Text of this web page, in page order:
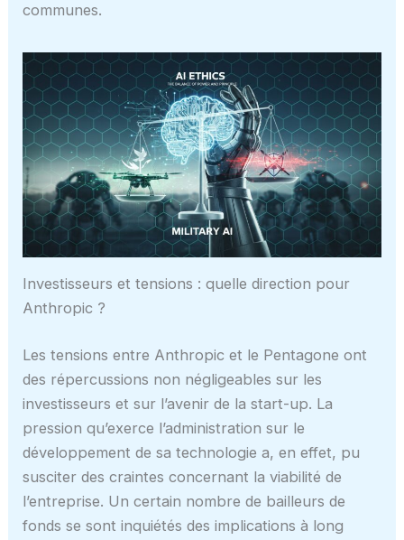
communes.
Investisseurs et tensions : quelle direction pour
Anthropic ?
Les tensions entre Anthropic et le Pentagone ont
des répercussions non négligeables sur les
investisseurs et sur l’avenir de la start-up. La
pression qu’exerce l’administration sur le
développement de sa technologie a, en effet, pu
susciter des craintes concernant la viabilité de
l’entreprise. Un certain nombre de bailleurs de
fonds se sont inquiétés des implications à long